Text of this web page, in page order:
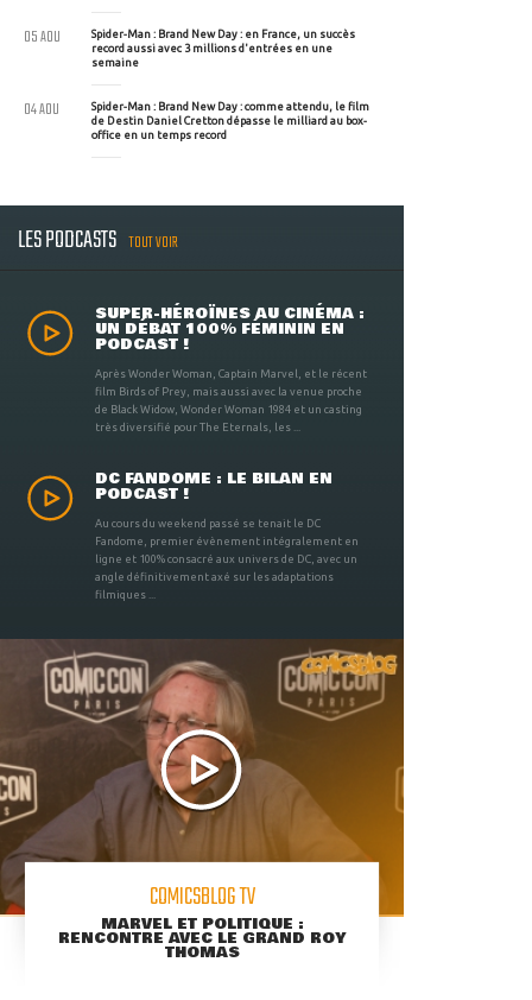
Spider-Man : Brand New Day : en France, un succès
record aussi avec 3 millions d'entrées en une
semaine
05 AOU
Spider-Man : Brand New Day : comme attendu, le film
de Destin Daniel Cretton dépasse le milliard au box-
office en un temps record
04 AOU
LES PODCASTS TOUT VOIR
SUPER-HÉROÏNES AU CINÉMA :
UN DÉBAT 100% FÉMININ EN
PODCAST !
Après Wonder Woman, Captain Marvel, et le récent
film Birds of Prey, mais aussi avec la venue proche
de Black Widow, Wonder Woman 1984 et un casting
très diversifié pour The Eternals, les ...
DC FANDOME : LE BILAN EN
PODCAST !
Au cours du weekend passé se tenait le DC
Fandome, premier évènement intégralement en
ligne et 100% consacré aux univers de DC, avec un
angle définitivement axé sur les adaptations
filmiques ...
COMICSBLOG TV
MARVEL ET POLITIQUE :
RENCONTRE AVEC LE GRAND ROY
THOMAS